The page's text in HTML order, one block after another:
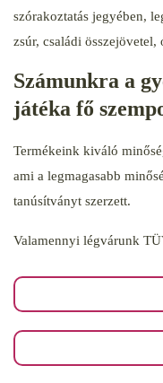
szórakoztatás jegyében,
zsúr, családi
Számunkra a
játéka fő
Termékeink kiváló
ami a legmagasabb
tanúsítványt szerzett.
Valamennyi légvárunk